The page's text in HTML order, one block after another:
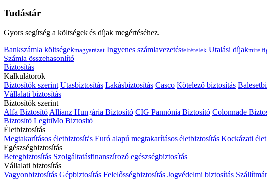
Tudástár
Gyors segítség a költségek és díjak megértéséhez.
Bankszámla költségekmagyarázat Ingyenes számlavezetésfeltételek Utalási díjakmire
Számla összehasonlító
Biztosítás
Kalkulátorok
Biztosítók szerint Utasbiztosítás Lakásbiztosítás Casco Kötelező biztosítás
Vállalati biztosítás
Biztosítók szerint
Alfa Biztosító Allianz Hungária Biztosító CIG Pannónia Biztosító Colonnade
Biztosító LegitiMo Biztosító
Életbiztosítás
Megtakarításos életbiztosítás Euró alapú megtakarításos életbiztosítás Kockázati
Egészségbiztosítás
Betegbiztosítás Szolgáltatásfinanszírozó egészségbiztosítás
Vállalati biztosítás
Vagyonbiztosítás Gépbiztosítás Felelősségbiztosítás Jogvédelmi biztosítás